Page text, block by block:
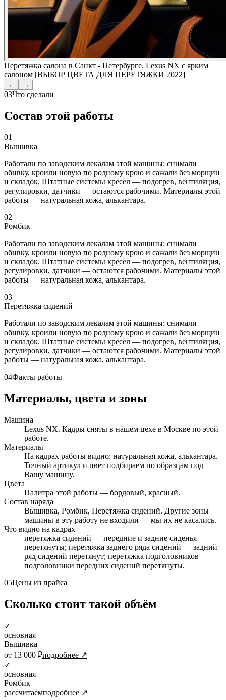
Перетяжка салона в Санкт - Петербурге. Lexus NX с ярким
салоном [ВЫБОР ЦВЕТА ДЛЯ ПЕРЕТЯЖКИ 2022]
← →
03Что сделали
Состав этой работы
01
Вышивка
Работали по заводским лекалам этой машины: снимали
обивку, кроили новую по родному крою и сажали без морщин
и складок. Штатные системы кресел — подогрев, вентиляция,
регулировки, датчики — остаются рабочими. Материалы этой
работы — натуральная кожа, алькантара.
02
Ромбик
Работали по заводским лекалам этой машины: снимали
обивку, кроили новую по родному крою и сажали без морщин
и складок. Штатные системы кресел — подогрев, вентиляция,
регулировки, датчики — остаются рабочими. Материалы этой
работы — натуральная кожа, алькантара.
03
Перетяжка сидений
Работали по заводским лекалам этой машины: снимали
обивку, кроили новую по родному крою и сажали без морщин
и складок. Штатные системы кресел — подогрев, вентиляция,
регулировки, датчики — остаются рабочими. Материалы этой
работы — натуральная кожа, алькантара.
04Факты работы
Материалы, цвета и зоны
Машина
Lexus NX. Кадры сняты в нашем цехе в Москве по этой
работе.
Материалы
На кадрах работы видно: натуральная кожа, алькантара.
Точный артикул и цвет подбираем по образцам под
Вашу машину.
Цвета
Палитра этой работы — бордовый, красный.
Состав наряда
Вышивка, Ромбик, Перетяжка сидений. Другие зоны
машины в эту работу не входили — мы их не касались.
Что видно на кадрах
перетяжка сидений — передние и задние сиденья
перетянуты; перетяжка заднего ряда сидений — задний
ряд сидений перетянут; перетяжка подголовников —
подголовники передних сидений перетянуты.
05Цены из прайса
Сколько стоит такой объём
✓
основная
Вышивка
от 13 000 ₽подробнее ↗
✓
основная
Ромбик
рассчитаемподробнее ↗